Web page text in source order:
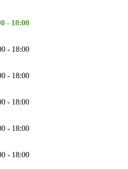
- 18:00
- 18:00
- 18:00
- 18:00
- 18:00
- 18:00